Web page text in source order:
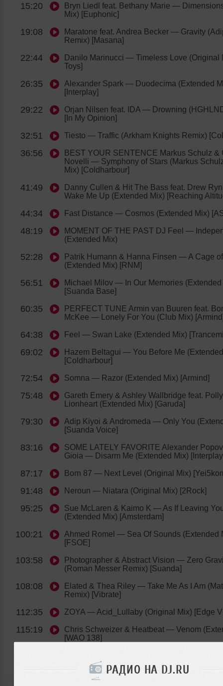
РАДИО НА DJ.RU
15:20 Bryn Liedl feat. Bethany Marie —
Mix) [Euphonic]
19:08 Maratone feat. Andrea Becker — Gravity
Remix) [Masana]
22:44 Danilo Marinucci — Timeless Love (Original
Toys]
26:35 Alexander Spark — Duodecima (Extended
[Interplay]
29:22 Orjan Nilsen feat. IDA — Drowning
[In My Opinion]
32:51 Tiesto — Traffic (Arkham Knights Remix)
36:56
BEST YOUR SENTENCE Markus Schulz &
Novelli — Symphony of Stars (Markus
Mix) [Coldharbour]
41:49 Danny Cullen & Hit The Bass feat. Drew Ryn
Wake Me Up (Extended Mix) [Reaching
44:34 Fast Distance — Cosmos (Extended Mix)
48:19 MOMENT OF THE PAST DJ Feel —
(Extended Mix)
52:28 Patrik Humann & Hanna Finsen — A Cage
(Extended Mix) [RNM]
56:51 Michael Milov — In Our Memories (Extended
[Suanda Base]
60:35
PERFECT TUNE Armin van Buuren feat.
McKee — Lonely For You (Club Mix)
64:38 Feel — Swan Lake (Extended Mix)
69:02 Hazem Beltagui — You Before Me
[Coldharbour]
72:54 Somna — Razor (Extended Mix) [Armind]
75:48
Gareth Emery & Ashley Wallbridge feat.
Lionheart (Extended Mix) [Garuda]
79:30 Adip Kiyoi & Andromeda — Only You
[Suanda Voice]
83:16
SOME LATELY FAVORITE Alexander
Gioia — Disarm Me (Extended Mix)
87:17 Born 87 — Next Level (Original Mix)
91:48 Neroun — Niatara (Original Mix) [2Rock]
95:25 Sue McLaren & Kaimo K — As If Leaving
(Extended Mix) [Amsterdam]
100:21 Ahmed Romel — Sea Of Sounds (Extended
[FSOE]
103:58 Photographer & Abstract Vision — Zero
(Roman Messer Remix) [Suanda]
108:08 Elated & Thea Riley — Take Me As I Am
Remix) [Vibrate]
112:35 ZOYA — Acid_Lullaby (Original Mix) [Edge
115:19 Chris Schweizer & Heatbeat — Venom
[WAO 138]